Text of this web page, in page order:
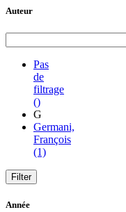
Auteur
Pas
de
filtrage
()
G
Germani,
François
(1)
Année